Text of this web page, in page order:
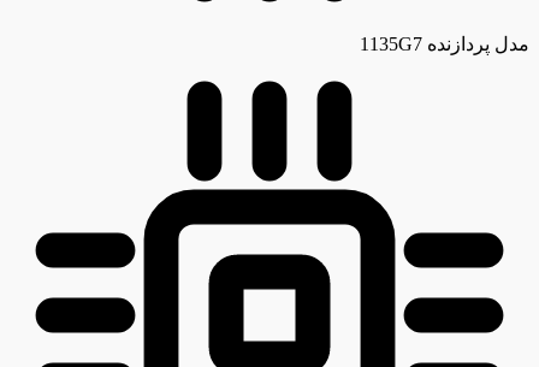
مدل پردازنده 1135G7